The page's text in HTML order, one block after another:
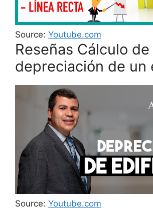
Source: Youtube.com
Reseñas Cálculo de
depreciación de un
Source: Youtube.com